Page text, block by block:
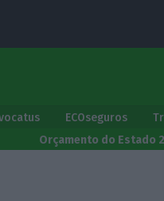
ECOseguros
Orçamento do Estado